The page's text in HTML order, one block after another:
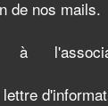
de nos mails.
à